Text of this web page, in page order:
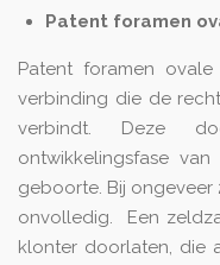
Patent foramen
Patent foramen
verbinding die de
verbindt. Deze
ontwikkelingsfase
geboorte. Bij ongeveer
onvolledig. Een
klonter doorlaten, die